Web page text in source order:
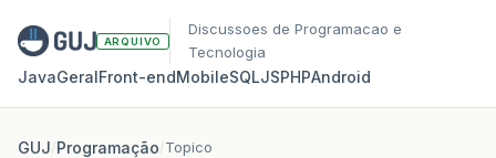
ARQUIVO
Discussoes de Programacao e
Tecnologia
JavaGeralFront‑endMobileSQLJSPHPAndroid
GUJ/Programação/Topico